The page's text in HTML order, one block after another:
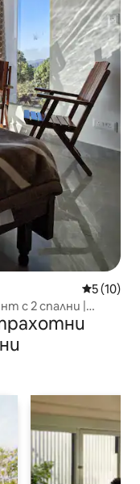
Средна
5 (10)
с 2 спални |